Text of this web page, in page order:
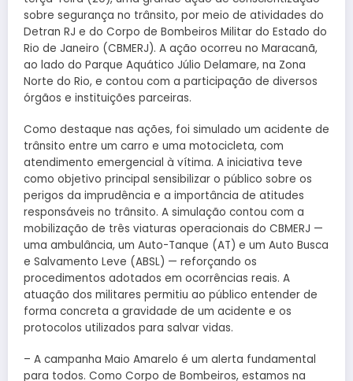
sobre segurança no trânsito, por meio de atividades do
Detran RJ e do Corpo de Bombeiros Militar do Estado do
Rio de Janeiro (CBMERJ). A ação ocorreu no Maracanã,
ao lado do Parque Aquático Júlio Delamare, na Zona
Norte do Rio, e contou com a participação de diversos
órgãos e instituições parceiras.
Como destaque nas ações, foi simulado um acidente de
trânsito entre um carro e uma motocicleta, com
atendimento emergencial à vítima. A iniciativa teve
como objetivo principal sensibilizar o público sobre os
perigos da imprudência e a importância de atitudes
responsáveis no trânsito. A simulação contou com a
mobilização de três viaturas operacionais do CBMERJ —
uma ambulância, um Auto-Tanque (AT) e um Auto Busca
e Salvamento Leve (ABSL) — reforçando os
procedimentos adotados em ocorrências reais. A
atuação dos militares permitiu ao público entender de
forma concreta a gravidade de um acidente e os
protocolos utilizados para salvar vidas.
– A campanha Maio Amarelo é um alerta fundamental
para todos. Como Corpo de Bombeiros, estamos na